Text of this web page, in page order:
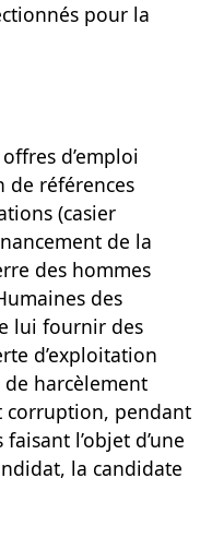
pour la
d’emploi
de références
(casier
de la
des hommes
des
lui fournir des
d’exploitation
de harcèlement
corruption, pendant
l’objet d’une
la candidate